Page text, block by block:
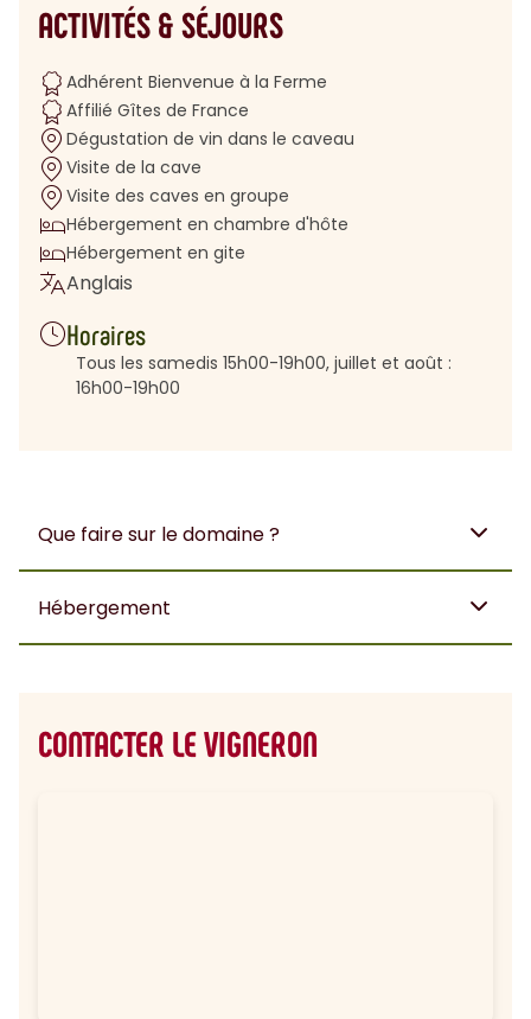
ACTIVITÉS & SÉJOURS
Adhérent Bienvenue à la Ferme
Affilié Gîtes de France
Dégustation de vin dans le caveau
Visite de la cave
Visite des caves en groupe
Hébergement en chambre d'hôte
Hébergement en gite
Anglais
Horaires
Tous les samedis 15h00-19h00, juillet et août :
16h00-19h00
Que faire sur le domaine ?
Hébergement
CONTACTER LE VIGNERON